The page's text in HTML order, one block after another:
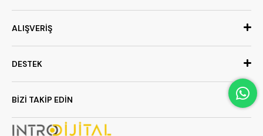
ALIŞVERİŞ
DESTEK
BİZİ TAKİP EDİN